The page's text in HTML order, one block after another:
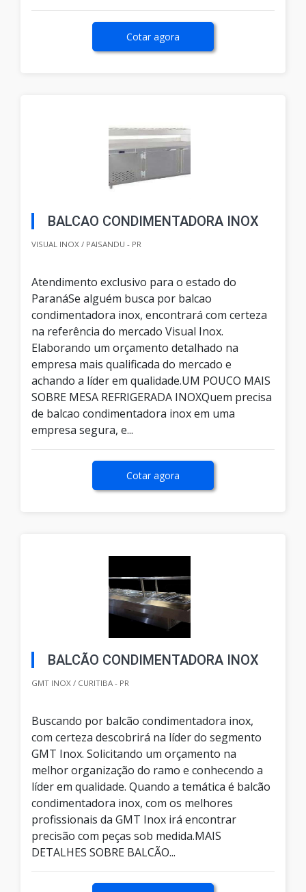
Cotar agora
BALCAO CONDIMENTADORA INOX
VISUAL INOX / PAISANDU - PR
Atendimento exclusivo para o estado do
ParanáSe alguém busca por balcao
condimentadora inox, encontrará com certeza
na referência do mercado Visual Inox.
Elaborando um orçamento detalhado na
empresa mais qualificada do mercado e
achando a líder em qualidade.UM POUCO MAIS
SOBRE MESA REFRIGERADA INOXQuem precisa
de balcao condimentadora inox em uma
empresa segura, e...
Cotar agora
BALCÃO CONDIMENTADORA INOX
GMT INOX / CURITIBA - PR
Buscando por balcão condimentadora inox,
com certeza descobrirá na líder do segmento
GMT Inox. Solicitando um orçamento na
melhor organização do ramo e conhecendo a
líder em qualidade. Quando a temática é balcão
condimentadora inox, com os melhores
profissionais da GMT Inox irá encontrar
precisão com peças sob medida.MAIS
DETALHES SOBRE BALCÃO...